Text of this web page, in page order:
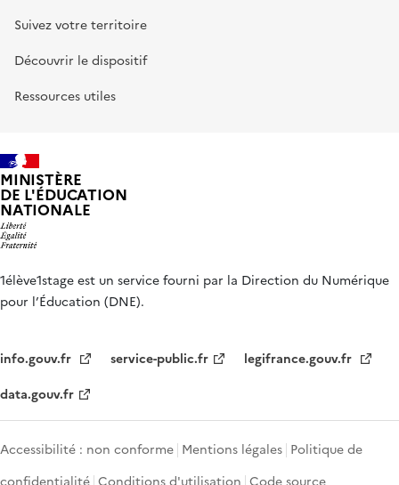
Suivez votre territoire
Découvrir le dispositif
Ressources utiles
MINISTÈRE
DE L'ÉDUCATION
NATIONALE
1élève1stage est un service fourni par la Direction du Numérique
pour l’Éducation (DNE).
info.gouv.fr service-public.fr
legifrance.gouv.fr
data.gouv.fr
Accessibilité : non conforme Mentions légales Politique de